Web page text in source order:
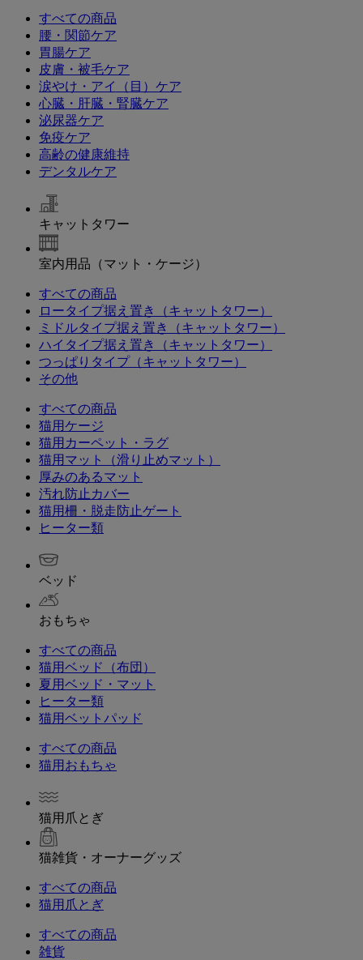
すべての商品
腰・関節ケア
胃腸ケア
皮膚・被毛ケア
涙やけ・アイ（目）ケア
心臓・肝臓・腎臓ケア
泌尿器ケア
免疫ケア
高齢の健康維持
デンタルケア
キャットタワー
室内用品（マット・ケージ）
すべての商品
ロータイプ据え置き（キャットタワー）
ミドルタイプ据え置き（キャットタワー）
ハイタイプ据え置き（キャットタワー）
つっぱりタイプ（キャットタワー）
その他
すべての商品
猫用ケージ
猫用カーペット・ラグ
猫用マット（滑り止めマット）
厚みのあるマット
汚れ防止カバー
猫用柵・脱走防止ゲート
ヒーター類
ベッド
おもちゃ
すべての商品
猫用ベッド（布団）
夏用ベッド・マット
ヒーター類
猫用ベットパッド
すべての商品
猫用おもちゃ
猫用爪とぎ
猫雑貨・オーナーグッズ
すべての商品
猫用爪とぎ
すべての商品
雑貨